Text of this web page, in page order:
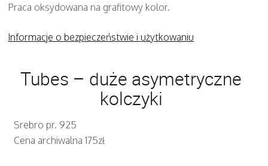
Praca oksydowana na grafitowy kolor.
Informacje o bezpieczeństwie i użytkowaniu
Tubes – duże asymetryczne
kolczyki
Srebro pr. 925
Cena archiwalna 175zł